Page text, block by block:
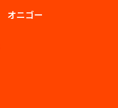
オニゴー